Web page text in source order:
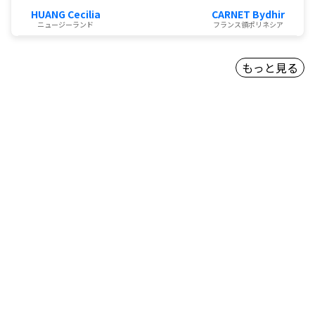
HUANG Cecilia
ニュージーランド
CARNET Bydhir
フランス領ポリネシア
もっと見る